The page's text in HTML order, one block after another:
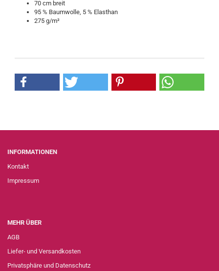
70 cm breit
95 % Baumwolle, 5 % Elasthan
275 g/m²
INFORMATIONEN
Kontakt
Impressum
MEHR ÜBER
AGB
Liefer- und Versandkosten
Privatsphäre und Datenschutz